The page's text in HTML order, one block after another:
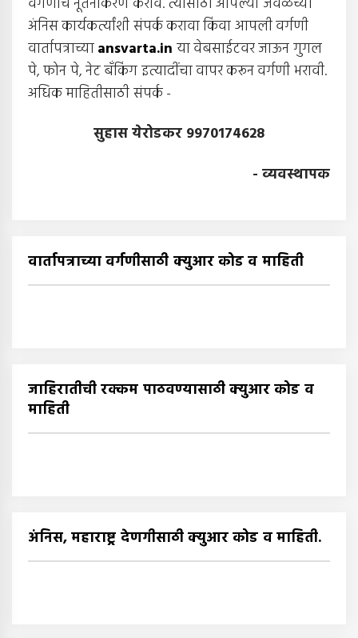
अंनिस कार्यकर्त्यांशी संपर्क करावा किंवा आपली वर्गणी
वार्तापत्राच्याansvarta.in या वेबसाईटवर जाऊन गुगल
पे, फोन पे, नेट बँकिंग इत्यादींचा वापर करून वर्गणी भरावी.
अधिक माहितीसाठी संपर्क -
सुहास येरोडकर 9970174628
- व्यवस्थापक
वार्तापत्राच्या वर्गणीसाठी क्युआर कोड व माहिती
जाहिरातीची रक्कम पाठवण्यासाठी क्युआर कोड व
माहिती
अंनिस, महाराष्ट्र देणगीसाठी क्युआर कोड व माहिती.